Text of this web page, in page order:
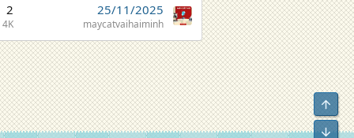
2
4K
25/11/2025
maycatvaihaiminh
Top